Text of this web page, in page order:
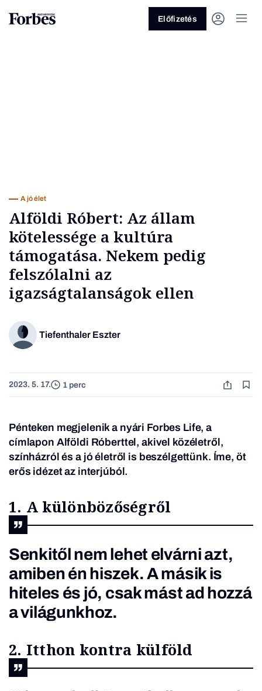
Előfizetés
A jó élet
Alföldi Róbert: Az állam
kötelessége a kultúra
támogatása. Nekem pedig
felszólalni az
igazságtalanságok ellen
Tiefenthaler Eszter
2023. 5. 17. 1 perc
Pénteken megjelenik a nyári Forbes Life, a
címlapon Alföldi Róberttel, akivel közéletről,
színházról és a jó életről is beszélgettünk. Íme, öt
erős idézet az interjúból.
1. A különbözőségről
Senkitől nem lehet elvárni azt,
amiben én hiszek. A másik is
hiteles és jó, csak mást ad hozzá
a világunkhoz.
2. Itthon kontra külföld